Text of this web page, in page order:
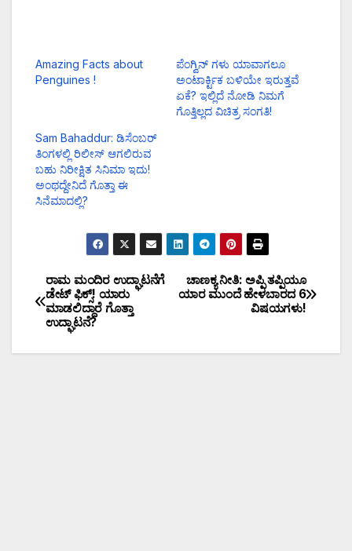
Amazing Facts about
Penguines !
ಪೆಂಗ್ವಿನ್ ಗಳು ಯಾವಾಗಲೂ
ಅಂಟಾರ್ಕ್ಟಿಕ ಬಳಿಯೇ ಇರುತ್ತವೆ
ಏಕೆ? ಇಲ್ಲಿದೆ ನೋಡಿ ನಿಮಗೆ
ಗೊತ್ತಿಲ್ಲದ ವಿಚಿತ್ರ ಸಂಗತಿ!
Sam Bahaddur: ಡಿಸೆಂಬರ್
ತಿಂಗಳಲ್ಲಿ ರಿಲೀಸ್ ಆಗಲಿರುವ
ಬಹು ನಿರೀಕ್ಷಿತ ಸಿನಿಮಾ ಇದು!
ಅಂಥದ್ದೇನಿದೆ ಗೊತ್ತಾ ಈ
ಸಿನೆಮಾದಲ್ಲಿ?
ಚಾಣಕ್ಯ ನೀತಿ: ಅಪ್ಪಿ ತಪ್ಪಿಯೂ
ಯಾರ ಮುಂದೆ ಹೇಳಬಾರದ 6
ವಿಷಯಗಳು!
ರಾಮ ಮಂದಿರ ಉದ್ಘಾಟನೆಗೆ
ಡೇಟ್ ಫಿಕ್ಸ್! ಯಾರು
ಮಾಡಲಿದ್ದಾರೆ ಗೊತ್ತಾ
ಉದ್ಘಾಟನೆ?